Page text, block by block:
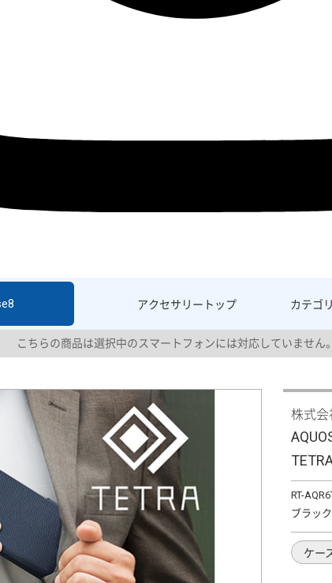
アクセサリー トップ カテゴ
こちらの商品は選択中のスマートフォンには対応していません。
株式会
RT-
ブラッ
ケー